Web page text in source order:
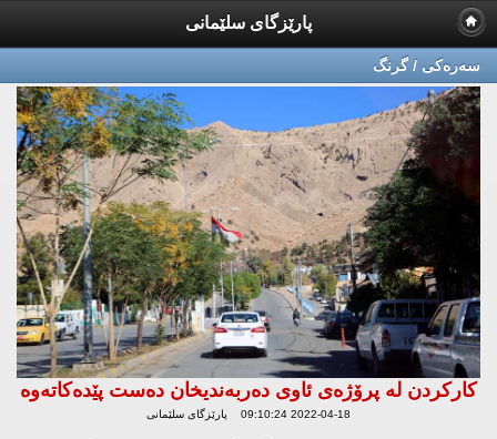
پارێزگای سلێمانی
سه‌ره‌كی / گرنگ
كاركردن لە پرۆژەی ئاوی دەربەندیخان دەست پێدەكاتەوە
2022-04-18 09:10:24 پارێزگای سلێمانی